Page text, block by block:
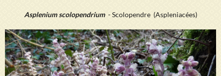
Asplenium scolopendrium- Scolopendre (Aspleniacées)